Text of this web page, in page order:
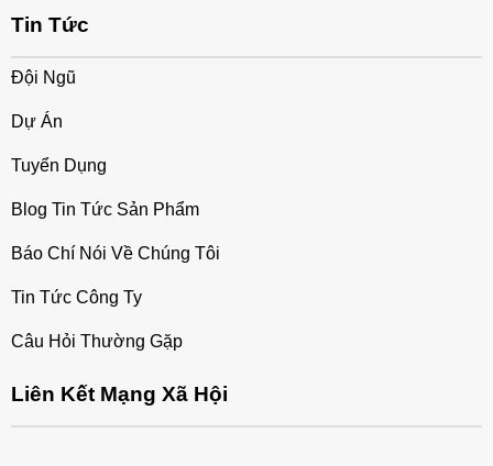
Tin Tức
Đội Ngũ
Dự Án
Tuyển Dụng
Blog Tin Tức Sản Phẩm
Báo Chí Nói Về Chúng Tôi
Tin Tức Công Ty
Câu Hỏi Thường Gặp
Liên Kết Mạng Xã Hội